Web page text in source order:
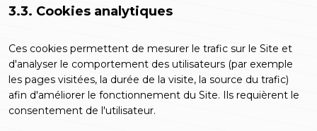
3.3. Cookies analytiques
Ces cookies permettent de mesurer le trafic sur le Site et
d'analyser le comportement des utilisateurs (par exemple
les pages visitées, la durée de la visite, la source du trafic)
afin d'améliorer le fonctionnement du Site. Ils requièrent le
consentement de l'utilisateur.